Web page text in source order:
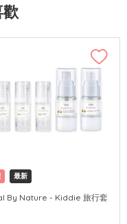
最新
By Nature - Kiddie 旅行套